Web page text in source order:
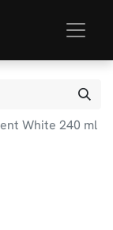
White 240 ml